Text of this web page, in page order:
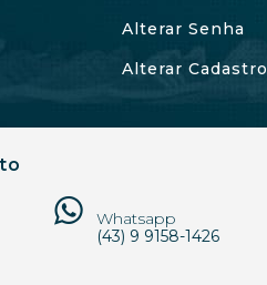
Alterar Senha
Alterar Cadastro
Whatsapp
(43) 9 9158-1426